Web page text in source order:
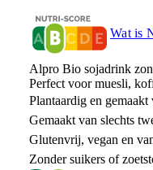
Wat is
Alpro Bio sojadrink
Perfect voor muesli,
Plantaardig en
Gemaakt van slechts
Glutenvrij, vegan en
Zonder suikers of